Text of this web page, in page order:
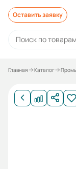
Оставить заявку
Главная Каталог